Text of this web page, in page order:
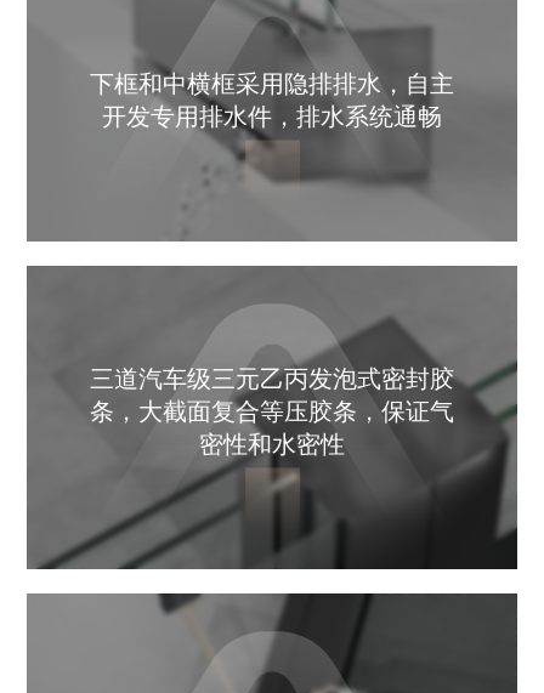
下框和中横框采用隐排排水，自主
开发专用排水件，排水系统通畅
三道汽车级三元乙丙发泡式密封胶
条，大截面复合等压胶条，保证气
密性和水密性